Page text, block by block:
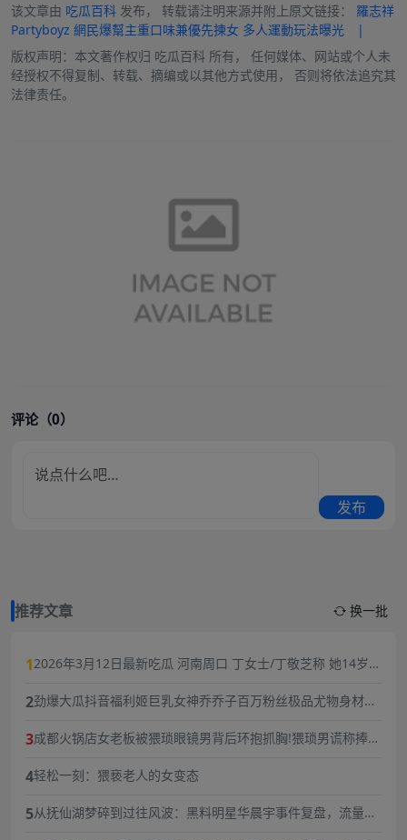
该文章由 吃瓜百科 发布， 转载请注明来源并附上原文链接： 羅志祥
Partyboyz 網民爆幫主重口味兼優先揀女 多人運動玩法曝光 |
版权声明：本文著作权归 吃瓜百科 所有， 任何媒体、网站或个人未
经授权不得复制、转载、摘编或以其他方式使用， 否则将依法追究其
法律责任。
评论（0）
发布
推荐文章 换一批
12026年3月12日最新吃瓜 河南周口 丁女士/丁敬芝称 她14岁时
暴力虐待囚禁
2劲爆大瓜抖音福利姬巨乳女神乔乔子百万粉丝极品尤物身材纤
的快乐体验
3成都火锅店女老板被猥琐眼镜男背后环抱抓胸!猥琐男谎称捧女
4轻松一刻：猥亵老人的女变态
5从抚仙湖梦碎到过往风波：黑料明星华晨宇事件复盘，流量与